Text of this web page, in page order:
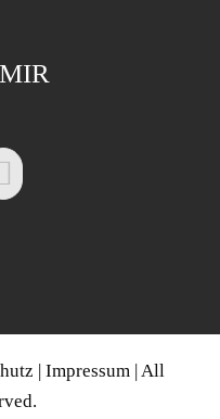
| Impressum| All